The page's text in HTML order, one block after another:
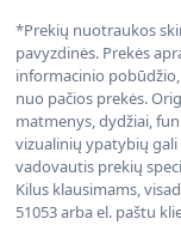
*Prekių nuotraukos
pavyzdinės. Prekės
informacinio
nuo pačios prekės.
matmenys, dydžiai,
vizualinių ypatybių
vadovautis prekių
Kilus klausimams,
51053 arba el. paštu